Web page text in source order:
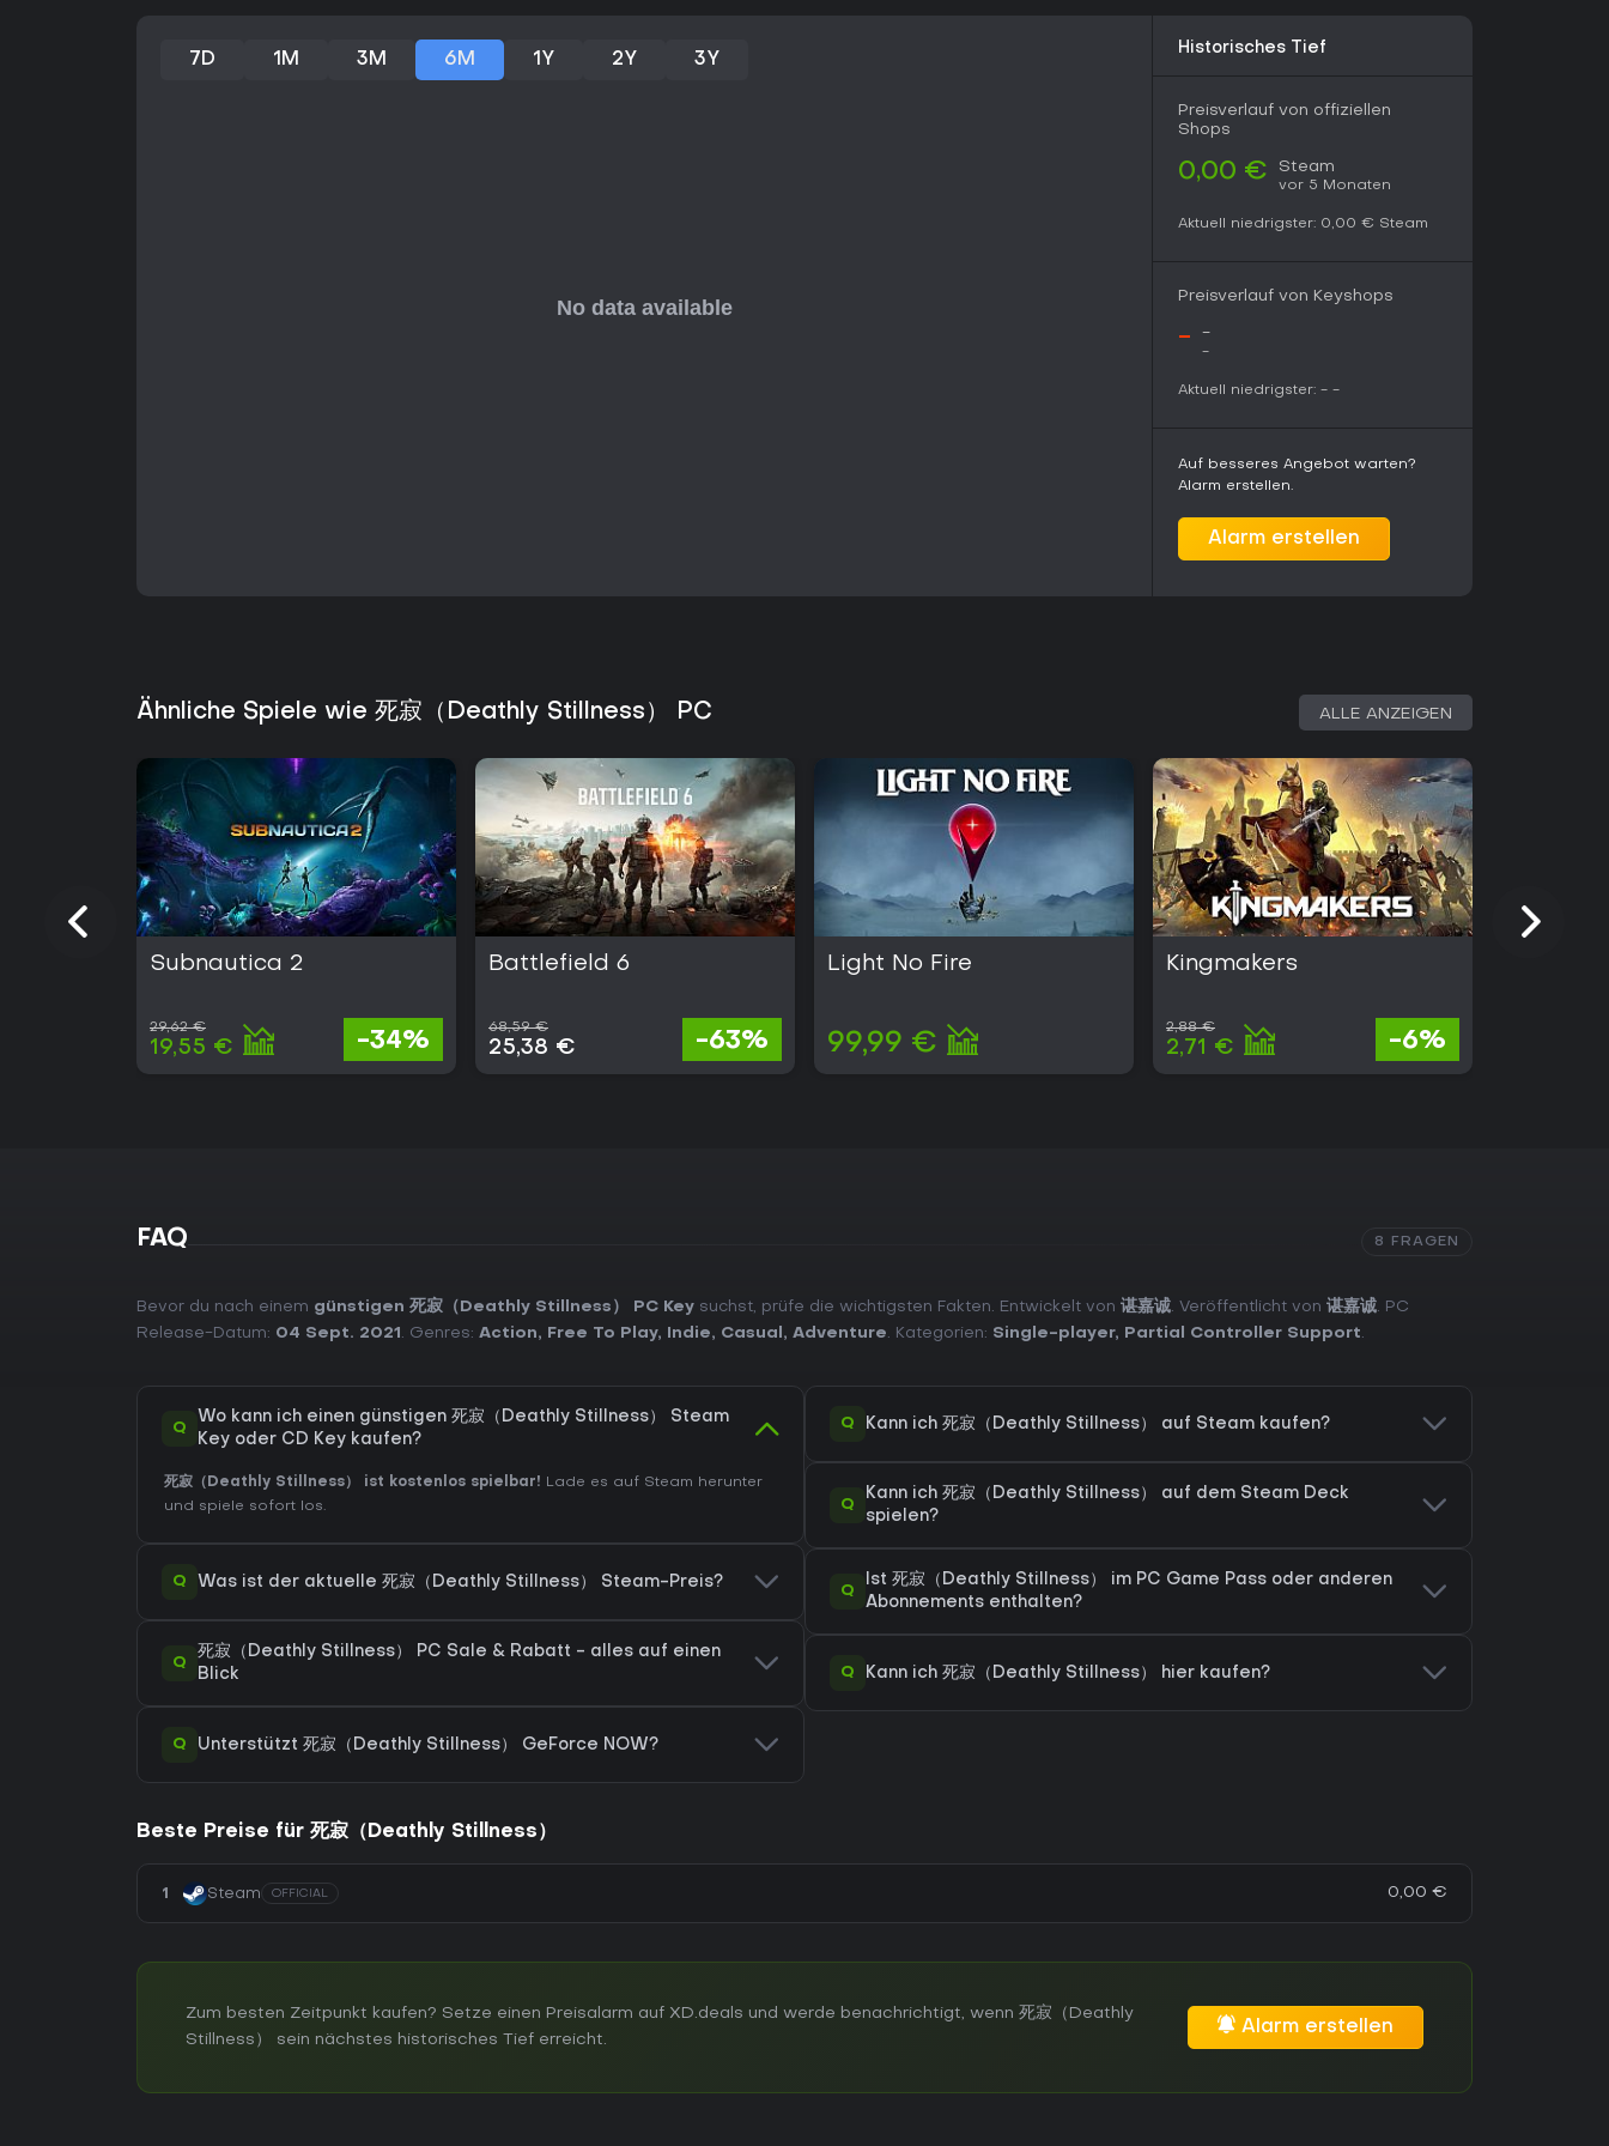
Wenn du unkomplizierte Third-Person-Shooter mit Fokus auf Survival und
oder laufende Updates nicht geeignet, doch die positiven Reviews belegen den
7D 1M 3M 6M 1Y 2Y 3Y
Historisches Tief
Preisverlauf von offiziellen
Shops
0,00 € Steam
vor 5 Monaten
Aktuell niedrigster: 0,00 € Steam
Preisverlauf von Keyshops
- -
-
Aktuell niedrigster: - -
Auf besseres Angebot warten?
Alarm erstellen.
Alarm erstellen
Ähnliche Spiele wie 死寂（Deathly Stillness） PC ALLE ANZEIGEN
Subnautica 2
29,62 €
19,55 € -34%
Battlefield 6
68,59 €
25,38 € -63%
Light No Fire
99,99 €
Kingmakers
2,88 €
2,71 € -6%
FAQ 8 FRAGEN
Bevor du nach einem günstigen 死寂（Deathly Stillness） PC Key suchst, prüfe die wichtigsten Fakten. Entwickelt von 谌嘉诚. Veröffentlicht von 谌嘉诚. PC
Release-Datum: 04 Sept. 2021 . Genres: Action, Free To Play, Indie, Casual , Adventure. Kategorien: Single-player, Partial Controller Support.
Q
Wo kann ich einen günstigen 死寂（Deathly Stillness） Steam
Key oder CD Key kaufen?
死寂（Deathly Stillness） ist kostenlos spielbar! Lade es auf Steam herunter
und spiele sofort los.
Q Was ist der aktuelle 死寂（Deathly Stillness） Steam-Preis?
Q
死寂（Deathly Stillness） PC Sale & Rabatt - alles auf einen
Blick
Q Unterstützt 死寂（Deathly Stillness） GeForce NOW?
Q Kann ich 死寂（Deathly Stillness） auf Steam kaufen?
Q
Kann ich 死寂（Deathly Stillness） auf dem Steam Deck
spielen?
Q
Ist 死寂（Deathly Stillness） im PC Game Pass oder anderen
Abonnements enthalten?
Q Kann ich 死寂（Deathly Stillness） hier kaufen?
Beste Preise für 死寂（Deathly Stillness）
1 Steam OFFICIAL 0,00 €
Zum besten Zeitpunkt kaufen? Setze einen Preisalarm auf XD.deals und werde benachrichtigt, wenn 死寂（Deathly
Stillness） sein nächstes historisches Tief erreicht.
Alarm erstellen